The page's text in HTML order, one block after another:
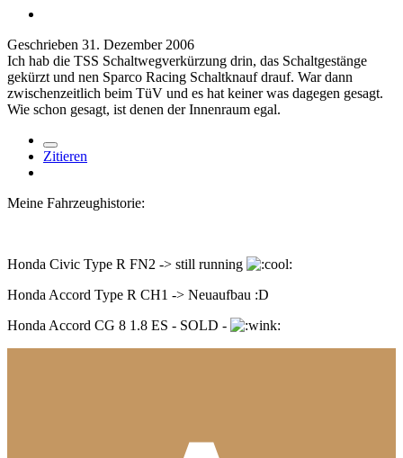
Geschrieben 31. Dezember 2006
Ich hab die TSS Schaltwegverkürzung drin, das Schaltgestänge
gekürzt und nen Sparco Racing Schaltknauf drauf. War dann
zwischenzeitlich beim TüV und es hat keiner was dagegen gesagt.
Wie schon gesagt, ist denen der Innenraum egal.
Zitieren
Meine Fahrzeughistorie:
Honda Civic Type R FN2 -> still running
Honda Accord Type R CH1 -> Neuaufbau :D
Honda Accord CG 8 1.8 ES - SOLD -